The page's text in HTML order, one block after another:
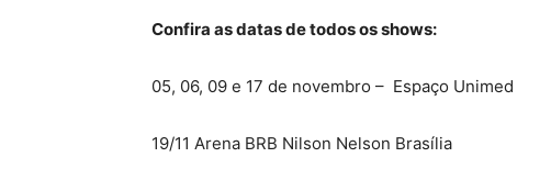
Confira as datas de todos os shows:
05, 06, 09 e 17 de novembro – Espaço Unimed
19/11 Arena BRB Nilson Nelson Brasília